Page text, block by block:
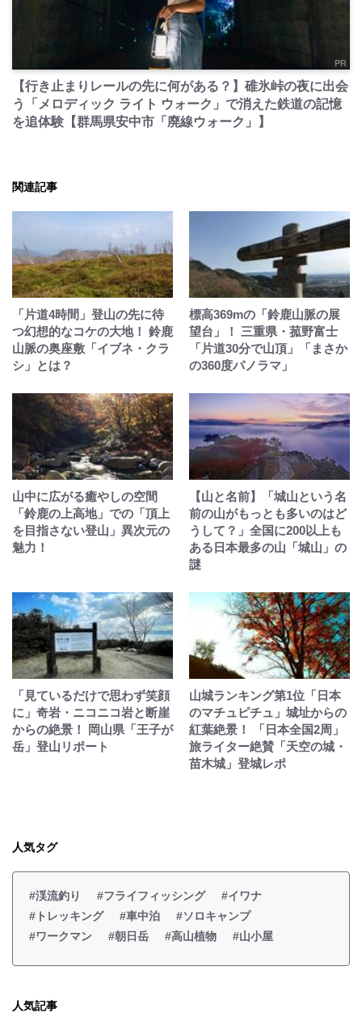
PR
【行き止まりレールの先に何がある？】碓氷峠の夜に出会
う「メロディック ライト ウォーク」で消えた鉄道の記憶
を追体験【群馬県安中市「廃線ウォーク」】
関連記事
「片道4時間」登山の先に待
つ幻想的なコケの大地！ 鈴鹿
山脈の奥座敷「イブネ・クラ
シ」とは？
標高369mの「鈴鹿山脈の展
望台」！ 三重県・菰野富士
「片道30分で山頂」「まさか
の360度パノラマ」
山中に広がる癒やしの空間
「鈴鹿の上高地」での「頂上
を目指さない登山」異次元の
魅力！
【山と名前】「城山という名
前の山がもっとも多いのはど
うして？」全国に200以上も
ある日本最多の山「城山」の
謎
「見ているだけで思わず笑顔
に」奇岩・ニコニコ岩と断崖
からの絶景！ 岡山県「王子が
岳」登山リポート
山城ランキング第1位「日本
のマチュピチュ」城址からの
紅葉絶景！ 「日本全国2周」
旅ライター絶賛「天空の城・
苗木城」登城レポ
人気タグ
#渓流釣り #フライフィッシング
#イワナ
#トレッキング
#車中泊
#ソロキャンプ
#ワークマン
#朝日岳 #高山植物 #山小屋
人気記事